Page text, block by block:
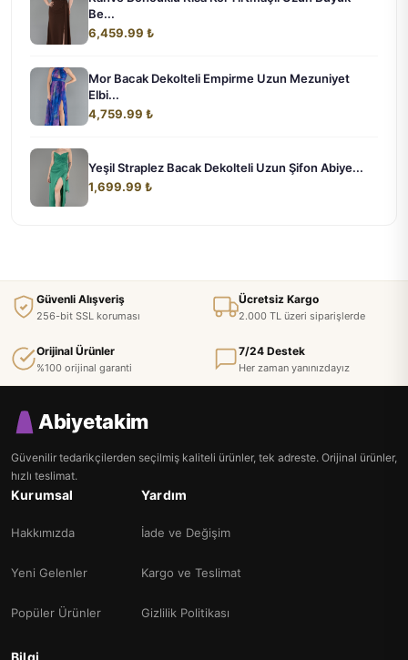
Be...
6,459.99 ₺
Mor Bacak Dekolteli Empirme Uzun Mezuniyet
Elbi...
4,759.99 ₺
Yeşil Straplez Bacak Dekolteli Uzun Şifon Abiye...
1,699.99 ₺
Güvenli Alışveriş
256-bit SSL koruması
Ücretsiz Kargo
2.000 TL üzeri siparişlerde
Orijinal Ürünler
%100 orijinal garanti
7/24 Destek
Her zaman yanınızdayız
Abiyetakim
Güvenilir tedarikçilerden seçilmiş kaliteli ürünler, tek adreste. Orijinal ürünler,
hızlı teslimat.
Kurumsal
Hakkımızda
Yeni Gelenler
Popüler Ürünler
Yardım
İade ve Değişim
Kargo ve Teslimat
Gizlilik Politikası
Bilgi